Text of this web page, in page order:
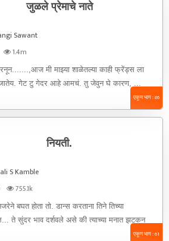
जुळले प्रेमाचे नाते
Sawant
1.4m
मी माझ्या शाळेतल्या काही फ्रेंड्स ला
जातेय. गेट टु गेदर आहे आमचं. तु जेवुन घे कारण, ...
एकूण भाग : 86
नियती.
S Kamble
755.1k
बघत होता तो. डान्स करताना तिने तिच्या
ते सुंदर भाव दर्शवले असे की त्याच्या मनात झटकन
एकूण भाग : 61